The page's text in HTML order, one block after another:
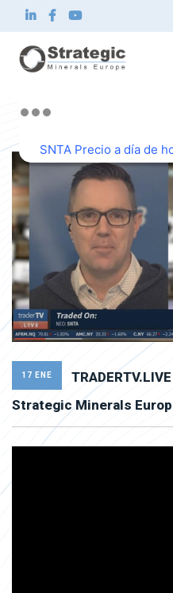
Strategic Minerals Europe
Qué hacemos
Innovación
Sostenibilidad
Noticias e inversionistas
Contacto
SNTA Precio a día de
TradingView
17 ENE
Strategic Minerals